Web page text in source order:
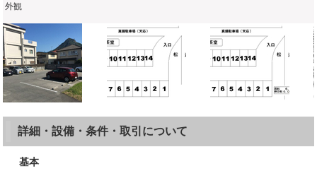
外観
詳細・設備・条件・取引について
基本